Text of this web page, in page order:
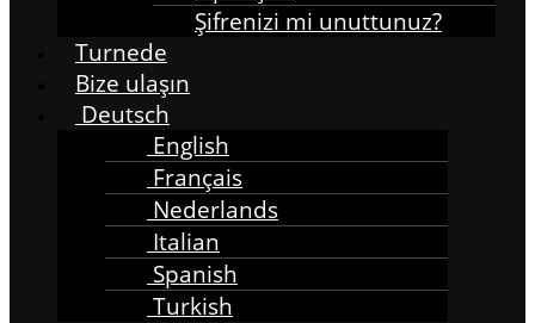
Şifrenizi mi unuttunuz?
Turnede
Bize ulaşın
Deutsch
English
Français
Nederlands
Italian
Spanish
Turkish